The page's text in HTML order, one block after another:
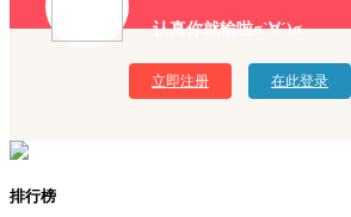
认真你就输啦σ`∀´)σ
立即注册 在此登录
排行榜